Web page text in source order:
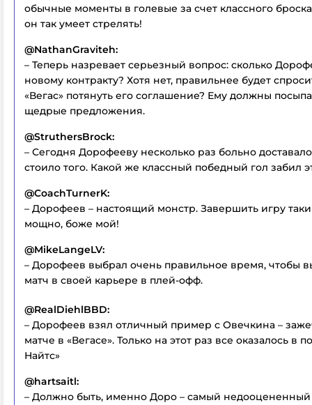
обычные моменты в голевые за счет классного
он так умеет стрелять!
@NathanGraviteh:
– Теперь назревает серьезный вопрос: сколько
новому контракту? Хотя нет, правильнее будет
«Вегас» потянуть его соглашение? Ему должны
щедрые предложения.
@StruthersBrock:
– Сегодня Дорофееву несколько раз больно
стоило того. Какой же классный победный гол забил
@CoachTurnerK:
– Дорофеев – настоящий монстр. Завершить игру
мощно, боже мой!
@MikeLangeLV:
– Дорофеев выбрал очень правильное время, чтобы
матч в своей карьере в плей-офф.
@RealDiehlBBD:
– Дорофеев взял отличный пример с Овечкина –
матче в «Вегасе». Только на этот раз все оказалось в
Найтс»
@hartsaitl:
– Должно быть, именно Доро – самый недооцененный